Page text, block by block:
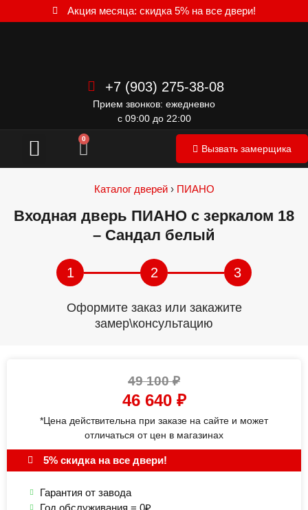
Акция месяца: скидка 5% на все двери!
+7 (903) 275-38-08
Прием звонков: ежедневно
с 09:00 до 22:00
0
Вызвать замерщика
Каталог дверей› ПИАНО
Входная дверь ПИАНО с зеркалом 18
– Сандал белый
1 2 3
Оформите заказ или закажите
замер\консультацию
49 100₽
46 640 ₽
*Цена действительна при заказе на сайте и может
отличаться от цен в магазинах
5% скидка на все двери!
Гарантия от завода